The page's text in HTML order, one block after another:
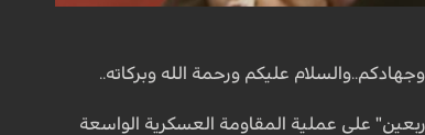
عليكم ورحمة الله وبركاته..
على عملية المقاومة العسكرية الواسعة